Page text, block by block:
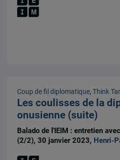
Coup de fil diplomatique,Think
Les coulisses de la
onusienne (suite)
Balado de l'IEIM : entretien
(2/2), 30 janvier 2023, Henri-